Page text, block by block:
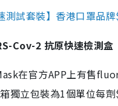
測試套裝】香港口罩品
Cov-2 抗原快速檢測盒
在官方APP上有售
獨立包裝為1個單位每